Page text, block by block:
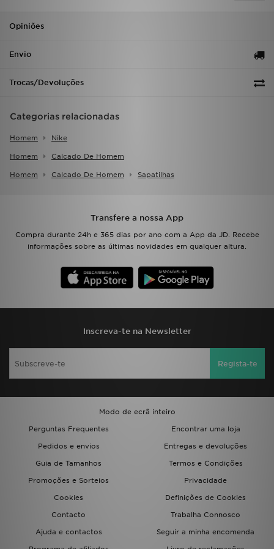
Opiniões
Envio
Trocas/Devoluções
Categorias relacionadas
Homem Nike
Homem Calcado De Homem
Homem Calcado De Homem Sapatilhas
Transfere a nossa App
Compra durante 24h e 365 dias por ano com a App da JD. Recebe
informações sobre as últimas novidades em qualquer altura.
Inscreva-te na Newsletter
Regista-te
Modo de ecrã inteiro
Perguntas Frequentes
Encontrar uma loja
Pedidos e envios
Entregas e devoluções
Guia de Tamanhos
Termos e Condições
Promoções e Sorteios
Privacidade
Cookies
Definições de Cookies
Contacto
Trabalha Connosco
Ajuda e contactos
Seguir a minha encomenda